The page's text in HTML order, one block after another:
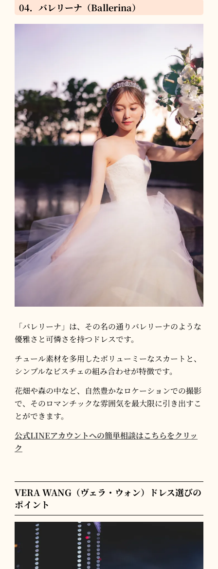
04．バレリーナ（Ballerina）
「バレリーナ」は、その名の通りバレリーナのような
優雅さと可憐さを持つドレスです。​
チュール素材を多用したボリューミーなスカートと、
シンプルなビスチェの組み合わせが特徴です。
​花畑や森の中など、自然豊かなロケーションでの撮影
で、そのロマンチックな雰囲気を最大限に引き出すこ
とができます。
公式LINEアカウントへの簡単相談はこちらをクリッ
ク
VERA WANG（ヴェラ・ウォン）ドレス選びの
ポイント